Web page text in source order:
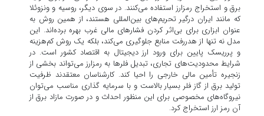
برق و استخراج رمزارز استفاده می‌کنند. در سوی دیگر، روسیه و ونزوئلا
که مانند ایران درگیر تحریم‌های بین‌المللی هستند، از همین روش به
عنوان ابزاری برای بی‌اثر کردن فشار‌های مالی غرب بهره برده‌اند. این
مدل نه تنها از هدررفت منابع جلوگیری می‌کند، بلکه یک روش کم‌هزینه
و پرریسک پایین برای ورود ارز دیجیتال به اقتصاد کشور است. در
شرایط محدودیت‌های تجاری، تبدیل فلر‌ها به رمزارز می‌تواند بخشی از
زنجیره تأمین مالی خارجی را احیا کند. کارشناسان معتقدند ظرفیت
تولید برق از گاز فلر بسیار بالاست و با سرمایه گذاری مناسب می‌توان
نیروگاه‌های مخصوصی برای این منظور احداث و در صورت مازاد برق از
آن رمز ارز استخراج کرد.